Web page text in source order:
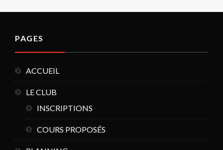
PAGES
ACCUEIL
LE CLUB
INSCRIPTIONS
COURS PROPOSÉS